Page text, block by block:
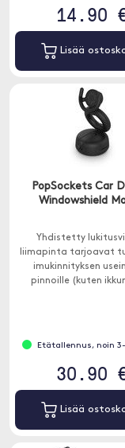
14.90
Lisää
PopSockets Car
Windowshield
Yhdistetty
liimapinta tarjoavat
imukinnityksen
pinnoille (kuten
Etätallennus, noin
30.90
Lisää